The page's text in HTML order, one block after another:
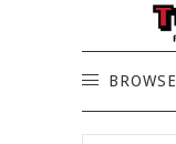
BROWSE